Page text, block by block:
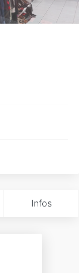
Infos